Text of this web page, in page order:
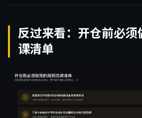
反过来看：开仓前必须
课清单